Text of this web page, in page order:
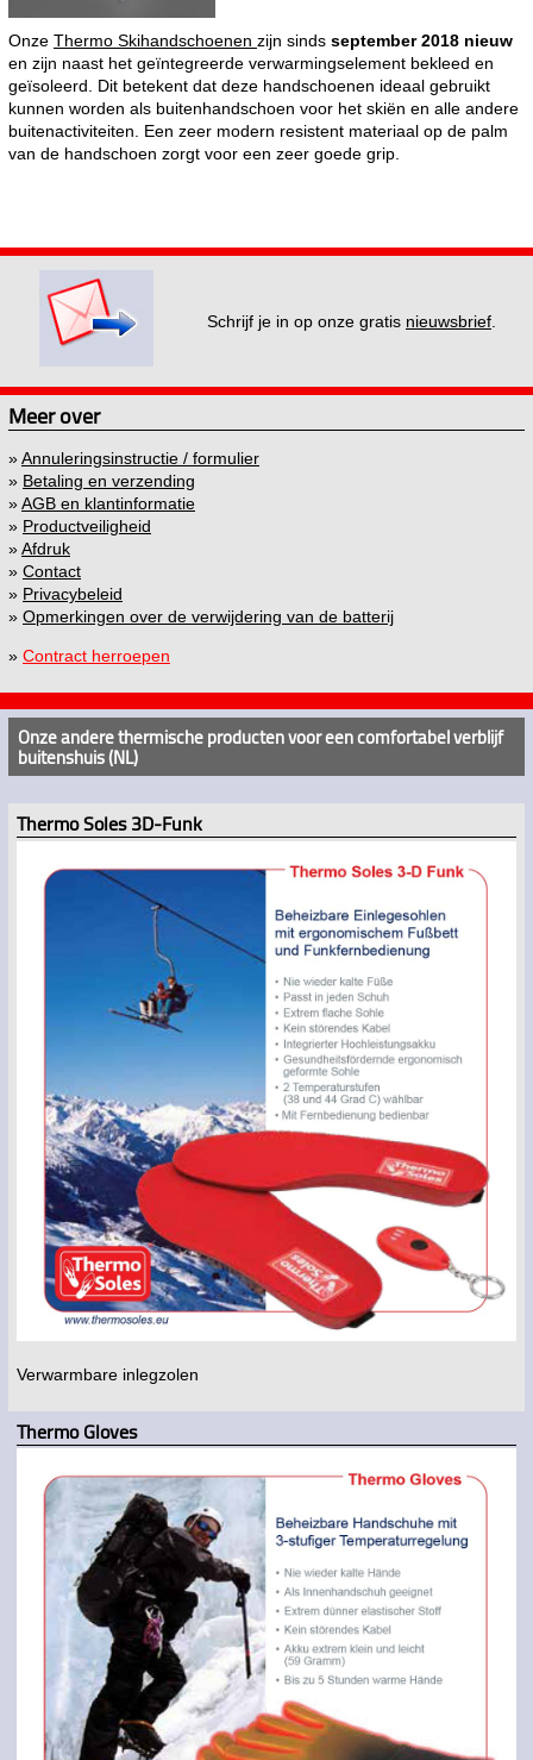
Onze Thermo Skihandschoenen zijn sinds september 2018 nieuw
en zijn naast het geïntegreerde verwarmingselement bekleed en
geïsoleerd. Dit betekent dat deze handschoenen ideaal gebruikt
kunnen worden als buitenhandschoen voor het skiën en alle andere
buitenactiviteiten. Een zeer modern resistent materiaal op de palm
van de handschoen zorgt voor een zeer goede grip.
Schrijf je in op onze gratis nieuwsbrief
Meer over
»Annuleringsinstructie / formulier
» Betaling en verzending
»AGB en klantinformatie
» Productveiligheid
»Afdruk
» Contact
» Privacybeleid
» Opmerkingen over de verwijdering van de batterij
» Contract herroepen
Onze andere thermische producten voor een comfortabel verblijf
buitenshuis (NL)
Thermo Soles 3D-Funk
Verwarmbare inlegzolen
Thermo Gloves